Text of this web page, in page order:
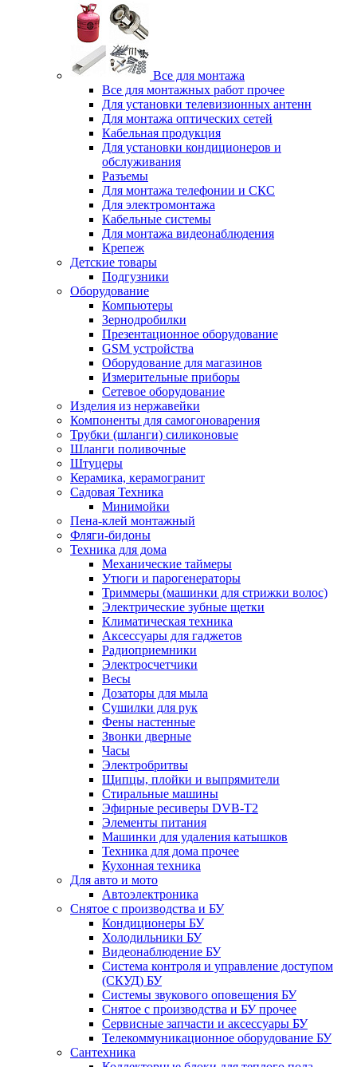
Все для монтажа
Все для монтажных работ прочее
Для установки телевизионных антенн
Для монтажа оптических сетей
Кабельная продукция
Для установки кондиционеров и
обслуживания
Разъемы
Для монтажа телефонии и СКС
Для электромонтажа
Кабельные системы
Для монтажа видеонаблюдения
Крепеж
Детские товары
Подгузники
Оборудование
Компьютеры
Зернодробилки
Презентационное оборудование
GSM устройства
Оборудование для магазинов
Измерительные приборы
Сетевое оборудование
Изделия из нержавейки
Компоненты для самогоноварения
Трубки (шланги) силиконовые
Шланги поливочные
Штуцеры
Керамика, керамогранит
Садовая Техника
Минимойки
Пена-клей монтажный
Фляги-бидоны
Техника для дома
Механические таймеры
Утюги и парогенераторы
Триммеры (машинки для стрижки волос)
Электрические зубные щетки
Климатическая техника
Аксессуары для гаджетов
Радиоприемники
Электросчетчики
Весы
Дозаторы для мыла
Сушилки для рук
Фены настенные
Звонки дверные
Часы
Электробритвы
Щипцы, плойки и выпрямители
Стиральные машины
Эфирные ресиверы DVB-T2
Элементы питания
Машинки для удаления катышков
Техника для дома прочее
Кухонная техника
Для авто и мото
Автоэлектроника
Снятое с производства и БУ
Кондиционеры БУ
Холодильники БУ
Видеонаблюдение БУ
Система контроля и управление доступом
(СКУД) БУ
Системы звукового оповещения БУ
Снятое с производства и БУ прочее
Сервисные запчасти и аксессуары БУ
Телекоммуникационное оборудование БУ
Сантехника